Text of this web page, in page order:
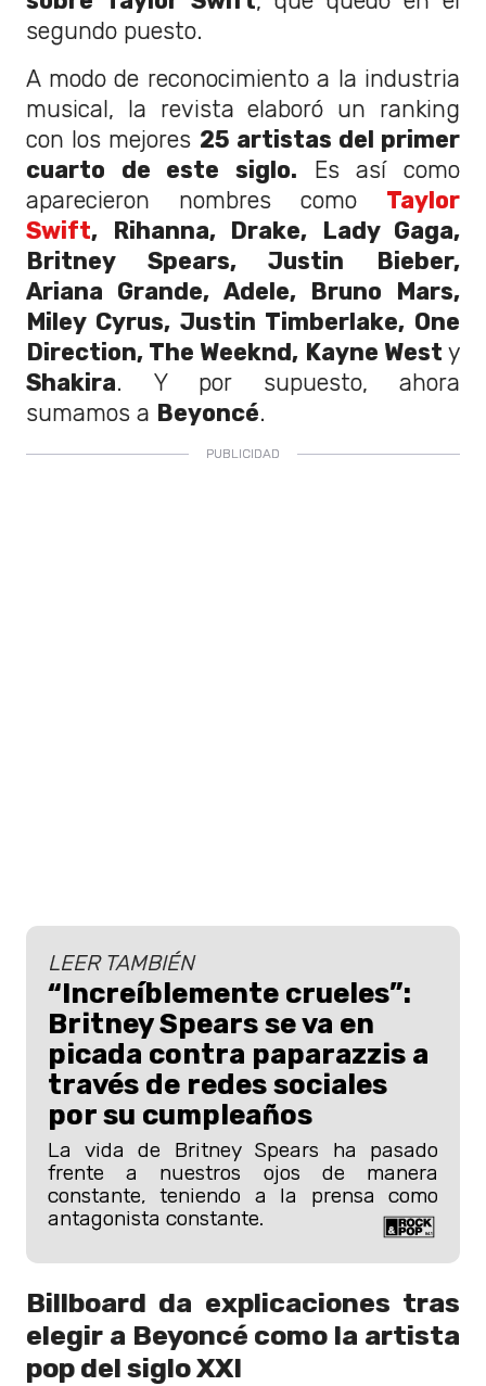
segundo puesto.
A modo de reconocimiento a la industria
musical, la revista elaboró un ranking
con los mejores 25 artistas del primer
cuarto de este siglo. Es así como
aparecieron nombres como Taylor
Swift, Rihanna, Drake, Lady Gaga,
Britney Spears, Justin Bieber,
Ariana Grande, Adele, Bruno Mars,
Miley Cyrus, Justin Timberlake, One
Direction, The Weeknd, Kayne West y
Shakira. Y por supuesto, ahora
sumamos a Beyoncé.
LEER TAMBIÉN
“Increíblemente crueles”:
Britney Spears se va en
picada contra paparazzis a
través de redes sociales
por su cumpleaños
La vida de Britney Spears ha pasado
frente a nuestros ojos de manera
constante, teniendo a la prensa como
antagonista constante.
Billboard da explicaciones tras
elegir a Beyoncé como la artista
pop del siglo XXI